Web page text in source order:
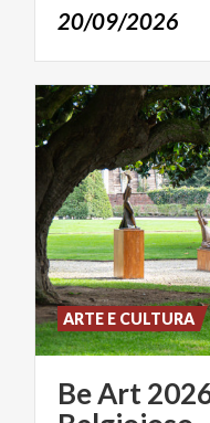
20/09/2026
BeArt
ARTE E CULTURA